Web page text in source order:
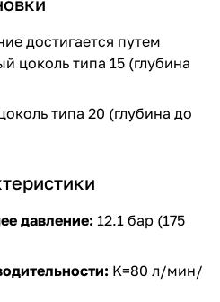
достигается путем
цоколь типа 15 (глубина
типа 20 (глубина до
давление: 12.1 бар (175
K=80 л/мин/